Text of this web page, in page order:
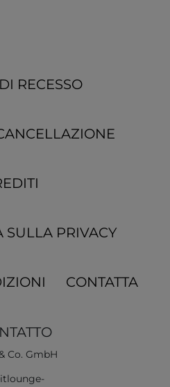
RECESSO
SULLA PRIVACY
CONTATTA
Co. GmbH